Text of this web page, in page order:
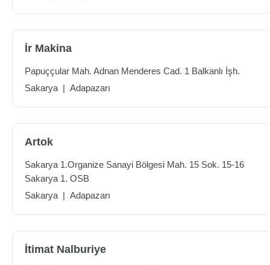
İr Makina
Papuççular Mah. Adnan Menderes Cad. 1 Balkanlı İşh.
Sakarya | Adapazarı
Artok
Sakarya 1.Organize Sanayi Bölgesi Mah. 15 Sok. 15-16
Sakarya 1. OSB
Sakarya | Adapazarı
İtimat Nalburiye